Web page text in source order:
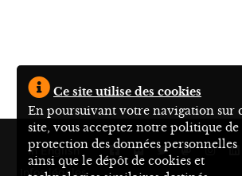
Ce site utilise des cookies
En poursuivant votre navigation sur
site, vous acceptez notre politique de
protection des données personnelles
ainsi que le dépôt de cookies et
In English
Infos légales